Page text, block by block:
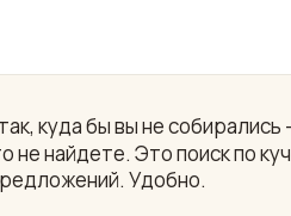
куда бы вы не
найдете. Это поиск по
Удобно.